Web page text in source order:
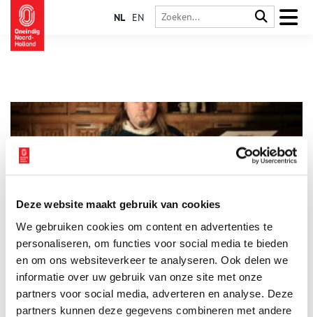
Deze website maakt gebruik van cookies
We gebruiken cookies om content en advertenties te
personaliseren, om functies voor social media te bieden
en om ons websiteverkeer te analyseren. Ook delen we
informatie over uw gebruik van onze site met onze
partners voor social media, adverteren en analyse. Deze
partners kunnen deze gegevens combineren met andere
NL EN
Wie denkt dat de middeleeuwen een donkere en vieze tijd
waren, waarin je met een verkoudheidje al ten dode
opgeschreven was, heeft het goed mis. Middeleeuwers hadden
zo hun eigen ideeën over gezondheid, ziekte en genezing. Ze
dichtten geneeskrachtige eigenschappen toe aan kruiden,
parfums en aderlatingen, maar kenden ook al ‘moderne’
maatregelen zoals quarantaine.